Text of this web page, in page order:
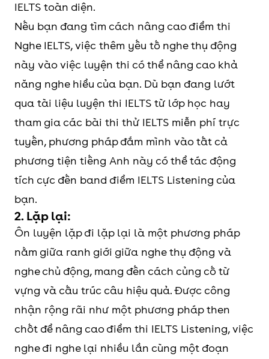
IELTS toàn diện.
Nếu bạn đang tìm cách nâng cao điểm thi
Nghe IELTS, việc thêm yếu tố nghe thụ động
này vào việc luyện thi có thể nâng cao khả
năng nghe hiểu của bạn. Dù bạn đang lướt
qua tài liệu luyện thi IELTS từ lớp học hay
tham gia các bài thi thử IELTS miễn phí trực
tuyến, phương pháp đắm mình vào tất cả
phương tiện tiếng Anh này có thể tác động
tích cực đến band điểm IELTS Listening của
bạn.
2. Lặp lại:
Ôn luyện lặp đi lặp lại là một phương pháp
nằm giữa ranh giới giữa nghe thụ động và
nghe chủ động, mang đến cách củng cố từ
vựng và cấu trúc câu hiệu quả. Được công
nhận rộng rãi như một phương pháp then
chốt để nâng cao điểm thi IELTS Listening, việc
nghe đi nghe lại nhiều lần cùng một đoạn